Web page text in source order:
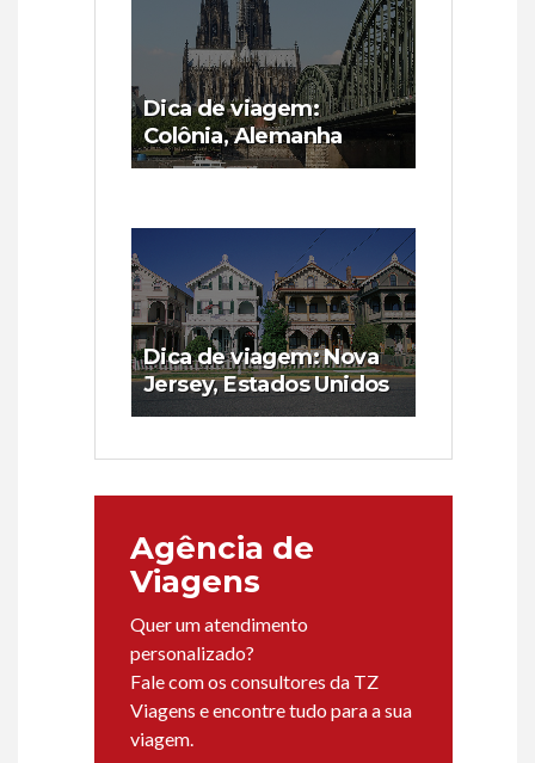
Dica de viagem:
Colônia, Alemanha
Dica de viagem: Nova
Jersey, Estados Unidos
Agência de
Viagens
Quer um atendimento
personalizado?
Fale com os consultores da TZ
Viagens e encontre tudo para a sua
viagem.